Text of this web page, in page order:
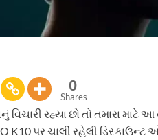
0
Shares
વિચારી રહ્યા છો તો તમારા
પર ચાલી રહેલી ડિસ્કાઉન્ટ